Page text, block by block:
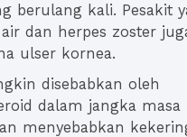
berulang kali. Pesakit
dan herpes zoster
ulser kornea.
disebabkan oleh
dalam jangka masa
menyebabkan